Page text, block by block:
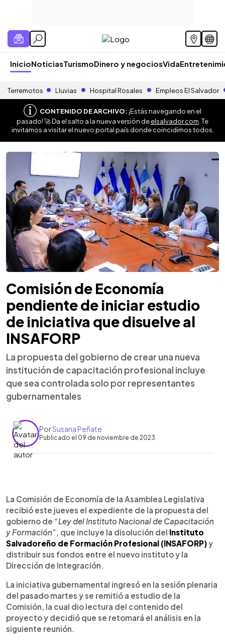
InicioNoticiasTurismoDinero y negociosVida
Terremotos Lluvias Hospital Rosales Empleos El Salvador
CONTENIDO DE ARCHIVO:¡Estás navegando en el
pasado! 🚀 Da el salto a la nueva versión deelsalvador.com . Te
invitamos a visitar el nuevo portal país donde coincidimos todos.
Comisión de Economía
pendiente de iniciar estudio
de iniciativa que disuelve al
INSAFORP
La propuesta del gobierno de crear una nueva
institución de capacitación profesional incluye
que sea controlada solo por representantes
gubernamentales
PorSusana Peñate
Publicado el 09 de noviembre de 2023
► Escuchar artículo
La Comisión de Economía de la Asamblea Legislativa
recibió este jueves el expediente de la propuesta del
gobierno de “Ley del Instituto Nacional de Capacitación
y Formación” , que incluye la disolución del Instituto
Salvadoreño de Formación Profesional (INSAFORP)y
distribuir sus fondos entre el nuevo instituto y la
Dirección de Integración.
La iniciativa gubernamental ingresó en la sesión plenaria
del pasado martes y se remitió a estudio de la
Comisión, la cual dio lectura del contenido del
proyecto y decidió que se retomará el análisis en la
siguiente reunión.